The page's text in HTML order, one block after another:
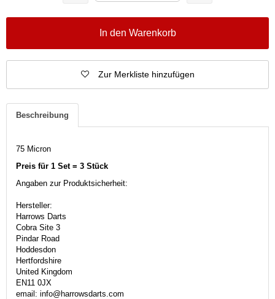
In den Warenkorb
Zur Merkliste hinzufügen
Beschreibung
75 Micron
Preis für 1 Set = 3 Stück
Angaben zur Produktsicherheit:
Hersteller:
Harrows Darts
Cobra Site 3
Pindar Road
Hoddesdon
Hertfordshire
United Kingdom
EN11 0JX
email: info@harrowsdarts.com